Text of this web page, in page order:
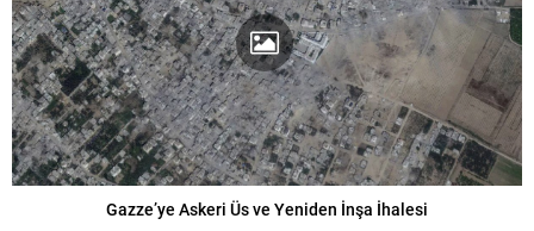
Gazze’ye Askeri Üs ve Yeniden İnşa İhalesi